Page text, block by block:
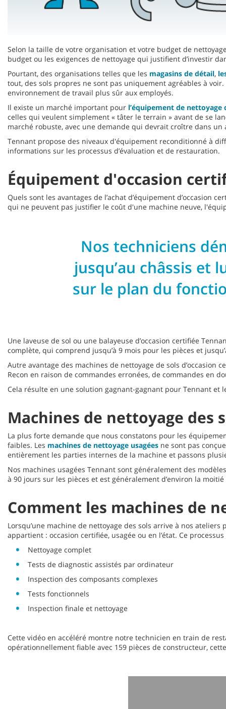
Selon la taille de votre organisation et votre budget de
budget ou les exigences de nettoyage qui justifient d’investir
Pourtant, des organisations telles que les magasins de détail,
tout, des sols propres ne sont pas uniquement agréables à
environnement de travail plus sûr aux employés.
Il existe un marché important pour l’équipement de
celles qui veulent simplement « tâter le terrain » avant de se
marché robuste, avec une demande qui devrait croître dans un
Tennant propose des niveaux d'équipement reconditionné à
informations sur les processus d’évaluation et de restauration.
Équipement d'occasion
Quels sont les avantages de l’achat d’équipement d’occasion
qui ne peuvent pas justifier le coût d'une machine neuve,
Nos techniciens
jusqu’au châssis et
sur le plan du
Une laveuse de sol ou une balayeuse d’occasion certifiée
complète, qui comprend jusqu’à 9 mois pour les pièces et
Autre avantage des machines de nettoyage de sols
Recon en raison de commandes erronées, de commandes en
Cela résulte en une solution gagnant-gagnant pour Tennant et
Machines de nettoyage des
La plus forte demande que nous constatons pour les
faibles. Les machines de nettoyage usagées ne sont pas
entièrement les parties internes de la machine et passons
Nos machines usagées Tennant sont généralement des
à 90 jours sur les pièces et est généralement d’environ la
Comment les machines de
Lorsqu’une machine de nettoyage des sols arrive à nos
appartient : occasion certifiée, usagée ou en l’état. Ce
Nettoyage complet
Tests de diagnostic assistés par ordinateur
Inspection des composants complexes
Tests fonctionnels
Inspection finale et nettoyage
Cette vidéo en accéléré montre notre technicien en train de
opérationnellement fiable avec 159 pièces de constructeur,